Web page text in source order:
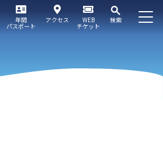
WEB
チケット
検索
年間
パスポート
アクセス